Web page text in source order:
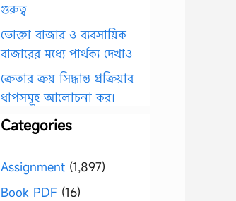
গুরুত্ব
ভোক্তা বাজার ও ব্যবসায়িক
বাজারের মধ্যে পার্থক্য দেখাও
ক্রেতার ক্রয় সিদ্ধান্ত প্রক্রিয়ার
ধাপসমূহ আলোচনা কর।
Categories
Assignment (1,897)
Book PDF (16)